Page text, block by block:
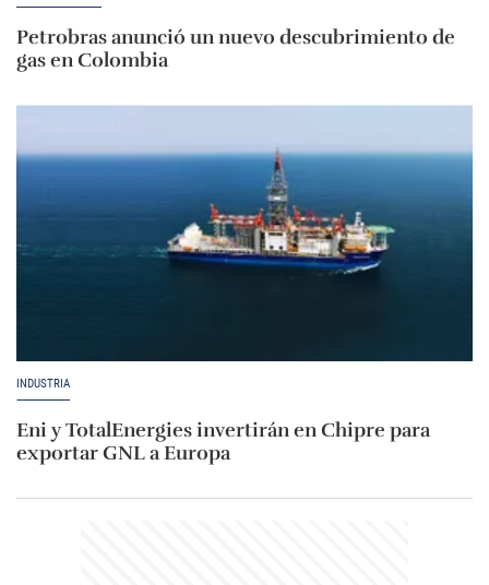
Petrobras anunció un nuevo descubrimiento de
gas en Colombia
INDUSTRIA
Eni y TotalEnergies invertirán en Chipre para
exportar GNL a Europa